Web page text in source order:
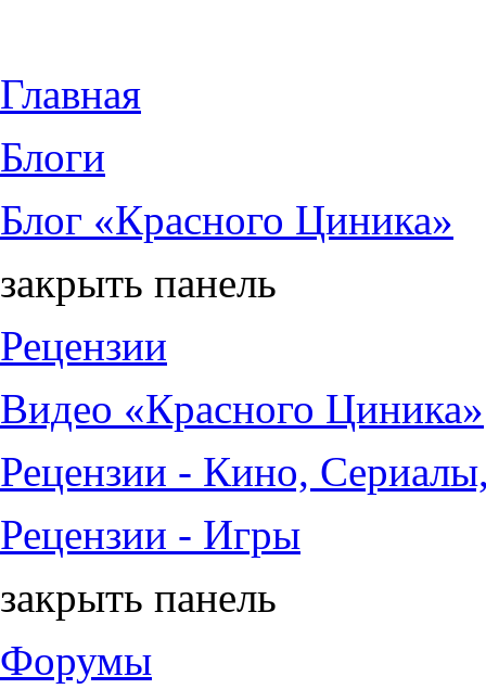
Главная
Блоги
Блог «Красного Циника»
закрыть панель
Рецензии
Видео «Красного Циника»
Рецензии - Кино,
Рецензии - Игры
закрыть панель
Форумы